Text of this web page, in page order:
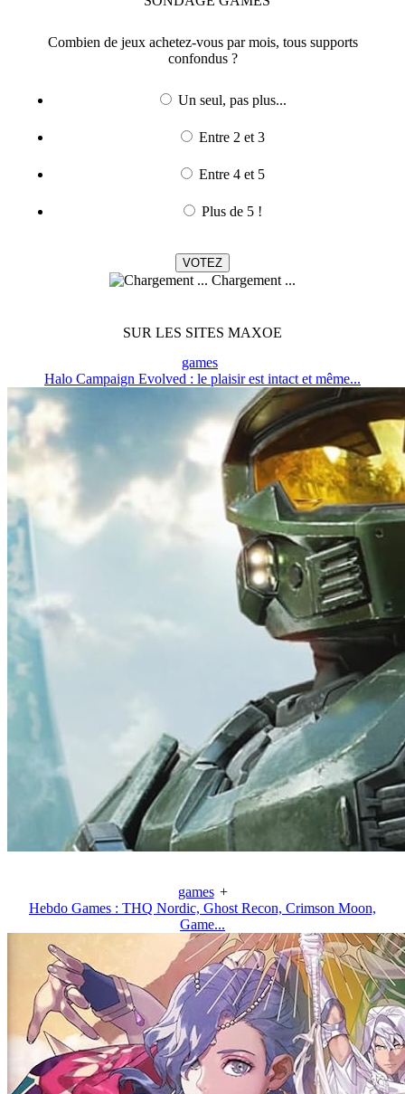
Combien de jeux achetez-vous par mois, tous supports
confondus ?
Un seul, pas plus...
Entre 2 et 3
Entre 4 et 5
Plus de 5 !
Chargement ...
SUR LES SITES MAXOE
games
Halo Campaign Evolved : le plaisir est intact et même...
games +
Hebdo Games : THQ Nordic, Ghost Recon, Crimson Moon,
Game...